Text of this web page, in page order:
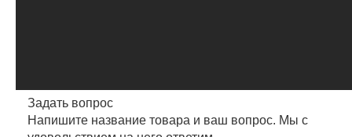
Задать вопрос
Напишите название товара и ваш вопрос. Мы с